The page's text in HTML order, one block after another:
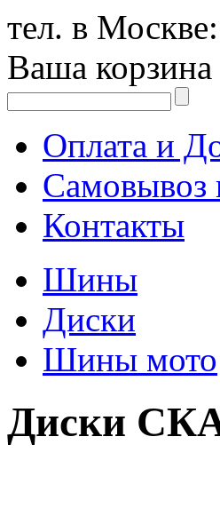
тел. в Москве:
Ваша корзина
Оплата и
Контакты
Шины
Диски
Шины мото
Диски